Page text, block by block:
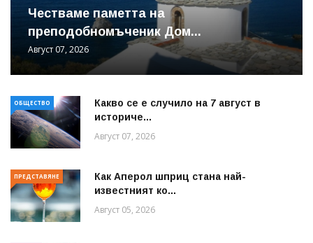
Честваме паметта на
преподобномъченик Дом...
Август 07, 2026
ОБЩЕСТВО
Какво се е случило на 7 август в
историче...
Август 07, 2026
ПРЕДСТАВЯНЕ
Как Аперол шприц стана най-
известният ко...
Август 05, 2026